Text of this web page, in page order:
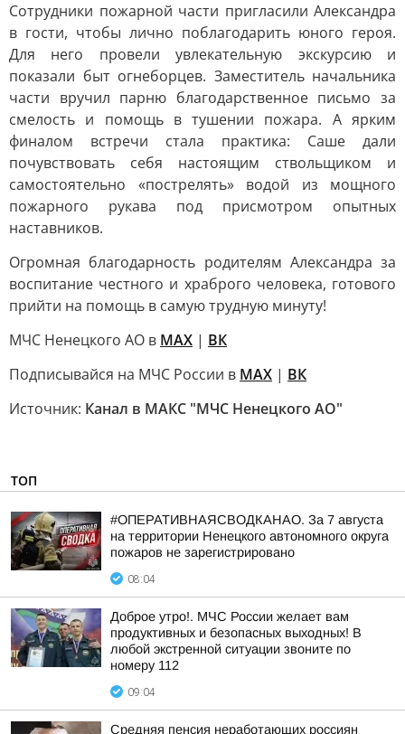
Сотрудники пожарной части пригласили Александра
в гости, чтобы лично поблагодарить юного героя.
Для него провели увлекательную экскурсию и
показали быт огнеборцев. Заместитель начальника
части вручил парню благодарственное письмо за
смелость и помощь в тушении пожара. А ярким
финалом встречи стала практика: Саше дали
почувствовать себя настоящим ствольщиком и
самостоятельно «пострелять» водой из мощного
пожарного рукава под присмотром опытных
наставников.
Огромная благодарность родителям Александра за
воспитание честного и храброго человека, готового
прийти на помощь в самую трудную минуту!
МЧС Ненецкого АО в MAX | ВК
Подписывайся на МЧС России в MAX | ВК
Источник: Канал в МАКС "МЧС Ненецкого АО"
ТОП
#ОПЕРАТИВНАЯСВОДКАНАО. За 7 августа
на территории Ненецкого автономного округа
пожаров не зарегистрировано
08:04
Доброе утро!. МЧС России желает вам
продуктивных и безопасных выходных! В
любой экстренной ситуации звоните по
номеру 112
09:04
Средняя пенсия неработающих россиян